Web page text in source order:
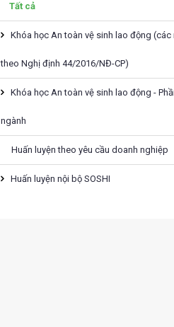
Tất cả
Khóa học An toàn vệ sinh lao động (các
theo Nghị định 44/2016/NĐ-CP)
Khóa học An toàn vệ sinh lao động -
ngành
Huấn luyện theo yêu cầu doanh nghiệp
Huấn luyện nội bộ SOSHI